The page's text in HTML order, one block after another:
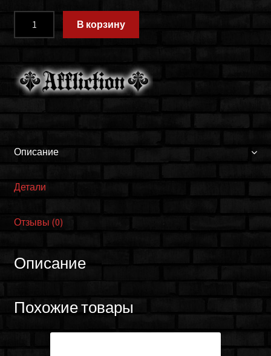
Affliction
WARRIOR
GUBK
В корзину
Описание
Детали
Отзывы (0)
Описание
Похожие товары